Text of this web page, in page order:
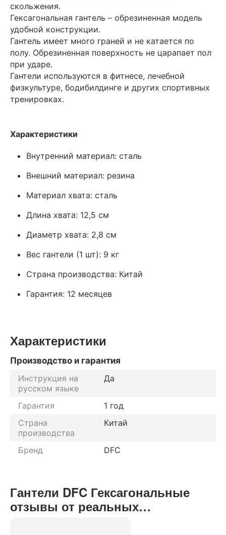
скольжения.
Гексагональная гантель – обрезиненная модель
удобной конструкции.
Гантель имеет много граней и не катается по
полу. Обрезиненная поверхность не царапает пол
при ударе.
Гантели используются в фитнесе, лечебной
физкультуре, бодибилдинге и других спортивных
тренировках.
Характеристики
Внутренний материал: сталь
Внешний материал: резина
Материал хвата: сталь
Длина хвата: 12,5 см
Диаметр хвата: 2,8 см
Вес гантели (1 шт): 9 кг
Страна производства : Китай
Гарантия : 12 месяцев
Характеристики
Производство и гарантия
Инструкция на
русском языке
Да
Гарантия
1 год
Страна
производства
Китай
Бренд DFC
Гантели DFC Гексагональные
отзывы от реальных